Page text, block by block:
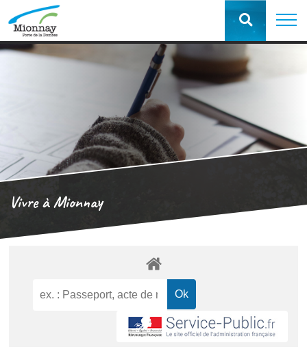
Vivre à Mionnay